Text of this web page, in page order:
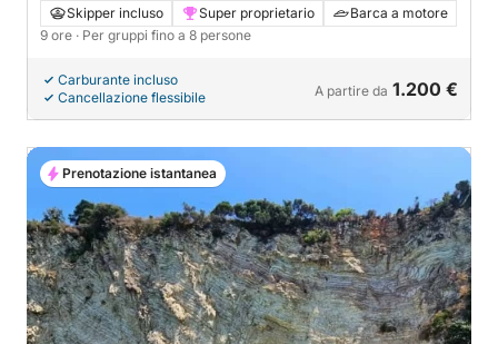
e storia
Skipper incluso Super proprietario
Barca a motore
9 ore · Per gruppi fino a 8 persone
Carburante incluso
Cancellazione flessibile
A partire da 1.200 €
Prenotazione istantanea